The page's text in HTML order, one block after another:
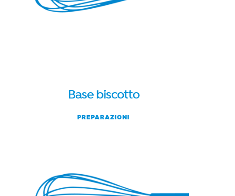
Base biscotto
PREPARAZIONI